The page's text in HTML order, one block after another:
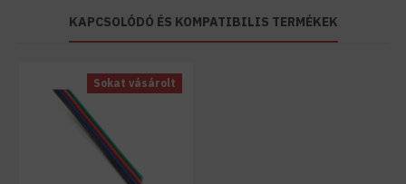
KAPCSOLÓDÓ ÉS KOMPATIBILIS TERMÉKEK
Sokat vásárolt